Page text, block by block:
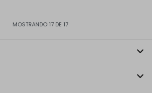
MOSTRANDO 17 DE 17